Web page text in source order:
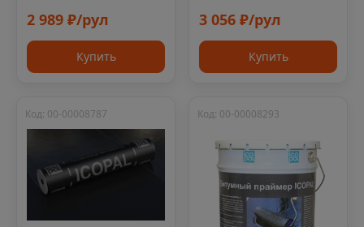
2 989 ₽/рул
Купить
3 056 ₽/рул
Купить
Код: 00-00008787 Код: 00-00008293